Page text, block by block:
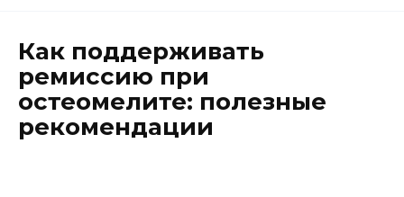
Как поддерживать
ремиссию при
остеомелите: полезные
рекомендации